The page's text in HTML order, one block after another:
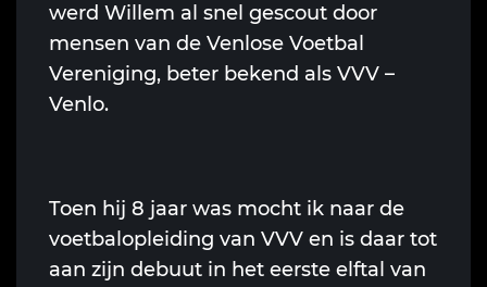
werd Willem al snel gescout door
mensen van de Venlose Voetbal
Vereniging, beter bekend als VVV –
Venlo.
Toen hij 8 jaar was mocht ik naar de
voetbalopleiding van VVV en is daar tot
aan zijn debuut in het eerste elftal van